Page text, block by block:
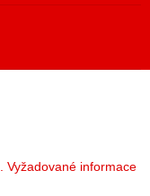
Vyžadované informace